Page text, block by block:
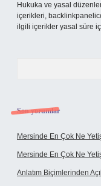
Hukuka ve yasal
içerikleri,
ilgili içerikler yasal süre
Son yorumlar
Mersinde En Çok Ne
Mersinde En Çok Ne
Anlatım Biçimlerinden